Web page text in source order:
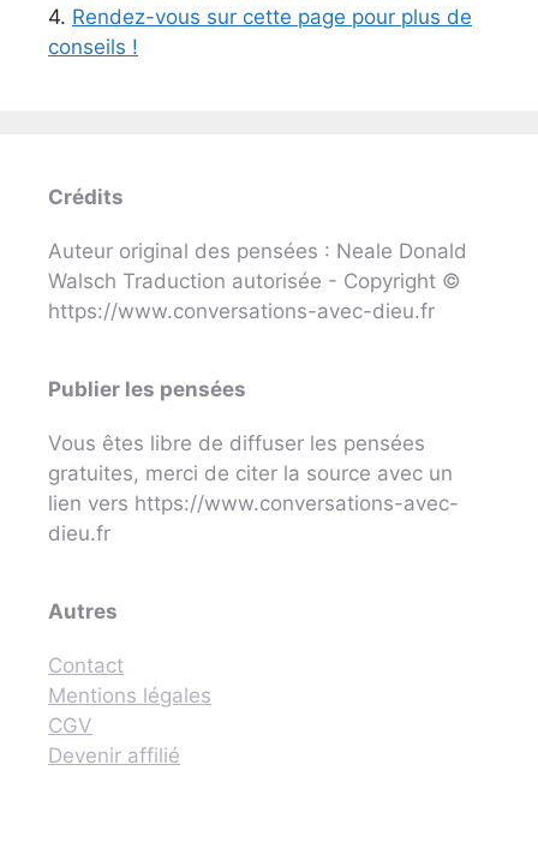
4. Rendez-vous sur cette page pour plus de
conseils !
Crédits
Auteur original des pensées : Neale Donald
Walsch Traduction autorisée - Copyright ©
https://www.conversations-avec-dieu.fr
Publier les pensées
Vous êtes libre de diffuser les pensées
gratuites, merci de citer la source avec un
lien vers https://www.conversations-avec-
dieu.fr
Autres
Contact
Mentions légales
CGV
Devenir affilié